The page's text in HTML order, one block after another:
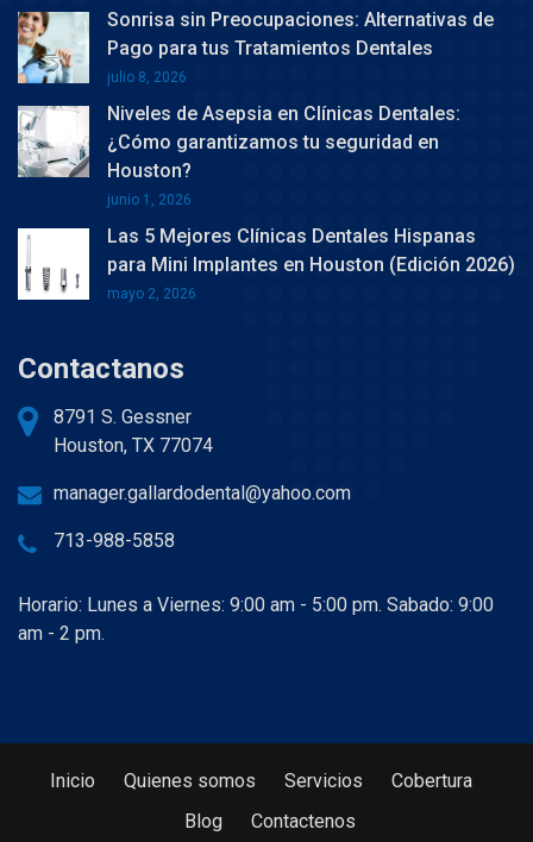
Sonrisa sin Preocupaciones: Alternativas de
Pago para tus Tratamientos Dentales
julio 8, 2026
Niveles de Asepsia en Clínicas Dentales:
¿Cómo garantizamos tu seguridad en
Houston?
junio 1, 2026
Las 5 Mejores Clínicas Dentales Hispanas
para Mini Implantes en Houston (Edición 2026)
mayo 2, 2026
Contactanos
8791 S. Gessner
Houston, TX 77074
manager.gallardodental@yahoo.com
713-988-5858
Horario: Lunes a Viernes: 9:00 am - 5:00 pm. Sabado: 9:00
am - 2 pm.
Inicio Quienes somos Servicios
Cobertura
Blog
Contactenos